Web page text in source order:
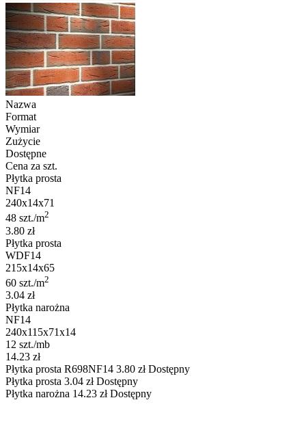
Nazwa
Format
Wymiar
Zużycie
Dostępne
Cena za szt.
Płytka prosta
NF14
240x14x71
48 szt./m2
3.80 zł
Płytka prosta
WDF14
215x14x65
60 szt./m2
3.04 zł
Płytka narożna
NF14
240x115x71x14
12 szt./mb
14.23 zł
Płytka prosta R698NF14 3.80 zł Dostępny
Płytka prosta 3.04 zł Dostępny
Płytka narożna 14.23 zł Dostępny